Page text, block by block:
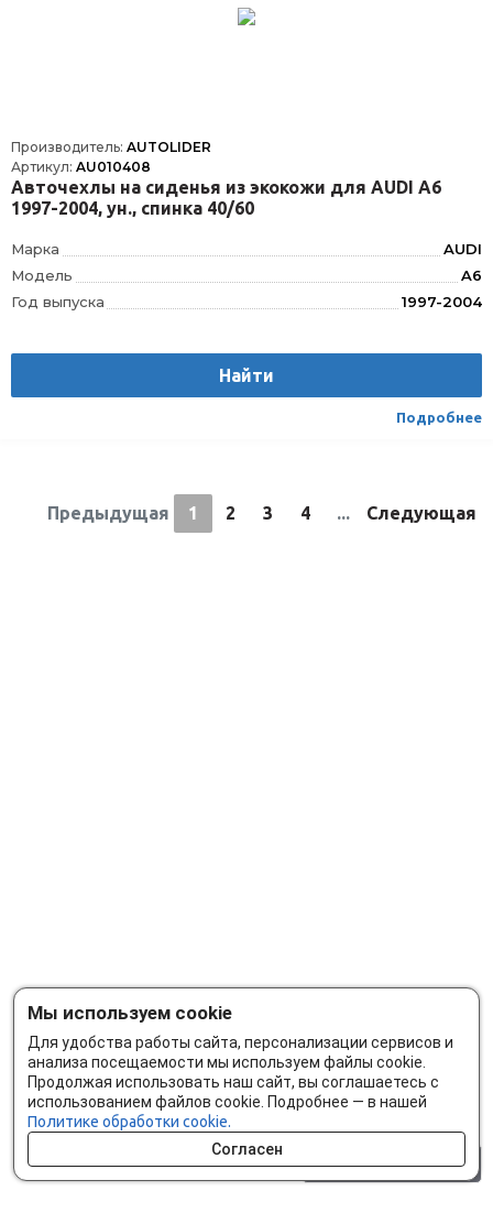
Производитель: AUTOLIDER
Артикул: AU010408
Авточехлы на сиденья из экокожи для AUDI А6
1997-2004, ун., спинка 40/60
Марка
AUDI
Модель
A6
Год выпуска
1997-2004
Вес
1.75
Текстиль/Искуственная кожа
Легковой
Найти
Подробнее
Предыдущая 1 2 3 4 ... Следующая
Мы используем cookie
Для удобства работы сайта, персонализации сервисов и
анализа посещаемости мы используем файлы cookie.
Продолжая использовать наш сайт, вы соглашаетесь с
использованием файлов cookie. Подробнее — в нашей
Политике обработки cookie.
Согласен